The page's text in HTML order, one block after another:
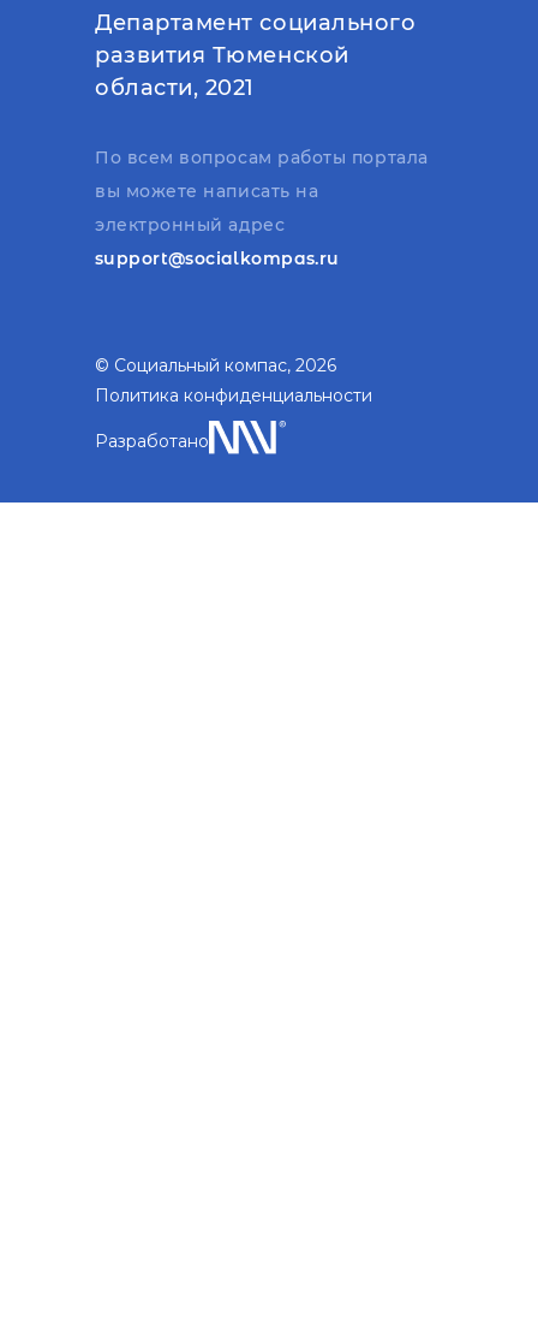
Департамент социального
развития Тюменской
области, 2021
По всем вопросам работы портала
вы можете написать на
электронный адрес
support@socialkompas.ru
© Социальный компас, 2026
Политика конфиденциальности
Разработано